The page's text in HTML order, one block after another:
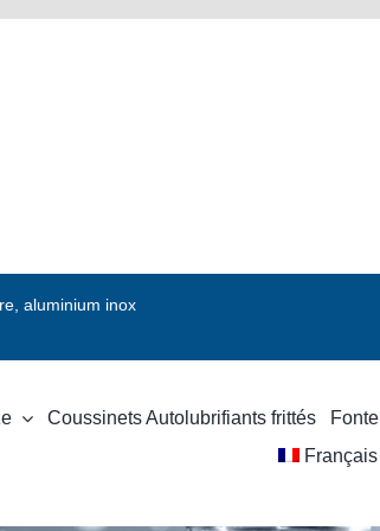
aluminium inox
Coussinets Autolubrifiants frittés Fonte
Français